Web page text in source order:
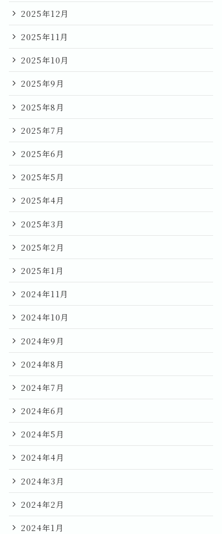
2025年12月
2025年11月
2025年10月
2025年9月
2025年8月
2025年7月
2025年6月
2025年5月
2025年4月
2025年3月
2025年2月
2025年1月
2024年11月
2024年10月
2024年9月
2024年8月
2024年7月
2024年6月
2024年5月
2024年4月
2024年3月
2024年2月
2024年1月